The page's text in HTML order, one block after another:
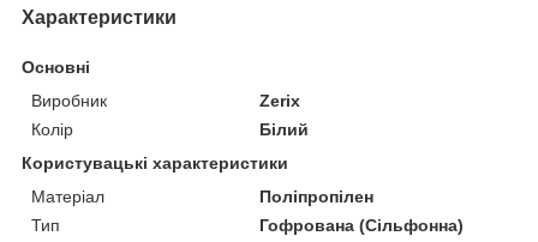
Характеристики
Основні
Виробник
Zerix
Колір
Білий
Користувацькі характеристики
Матеріал
Поліпропілен
Тип
Гофрована (Сільфонна)